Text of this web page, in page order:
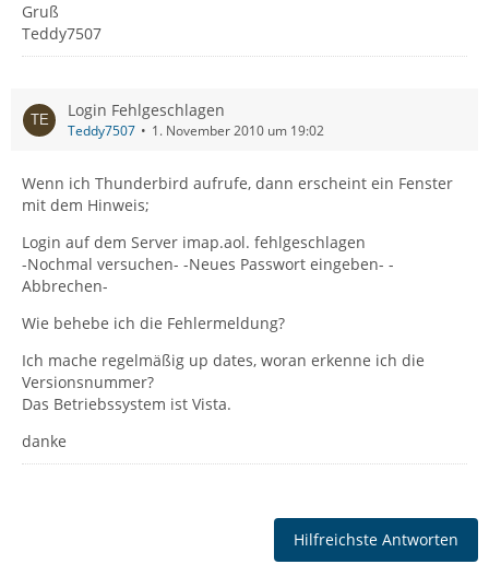
Gruß
Teddy7507
Login Fehlgeschlagen
Teddy7507 1. November 2010 um 19:02
Wenn ich Thunderbird aufrufe, dann erscheint ein Fenster
mit dem Hinweis;
Login auf dem Server imap.aol. fehlgeschlagen
-Nochmal versuchen- -Neues Passwort eingeben- -
Abbrechen-
Wie behebe ich die Fehlermeldung?
Ich mache regelmäßig up dates, woran erkenne ich die
Versionsnummer?
Das Betriebssystem ist Vista.
danke
Hilfreichste Antworten